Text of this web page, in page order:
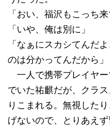
「おい、福沢もこっち来
「いや、俺は別に」
「なぁにスカシてんだ
のは分かってんだから」
一人で携帯プレイヤー
でいた祐麒だが、クラ
りこまれる。無視した
げないので、とりあえず